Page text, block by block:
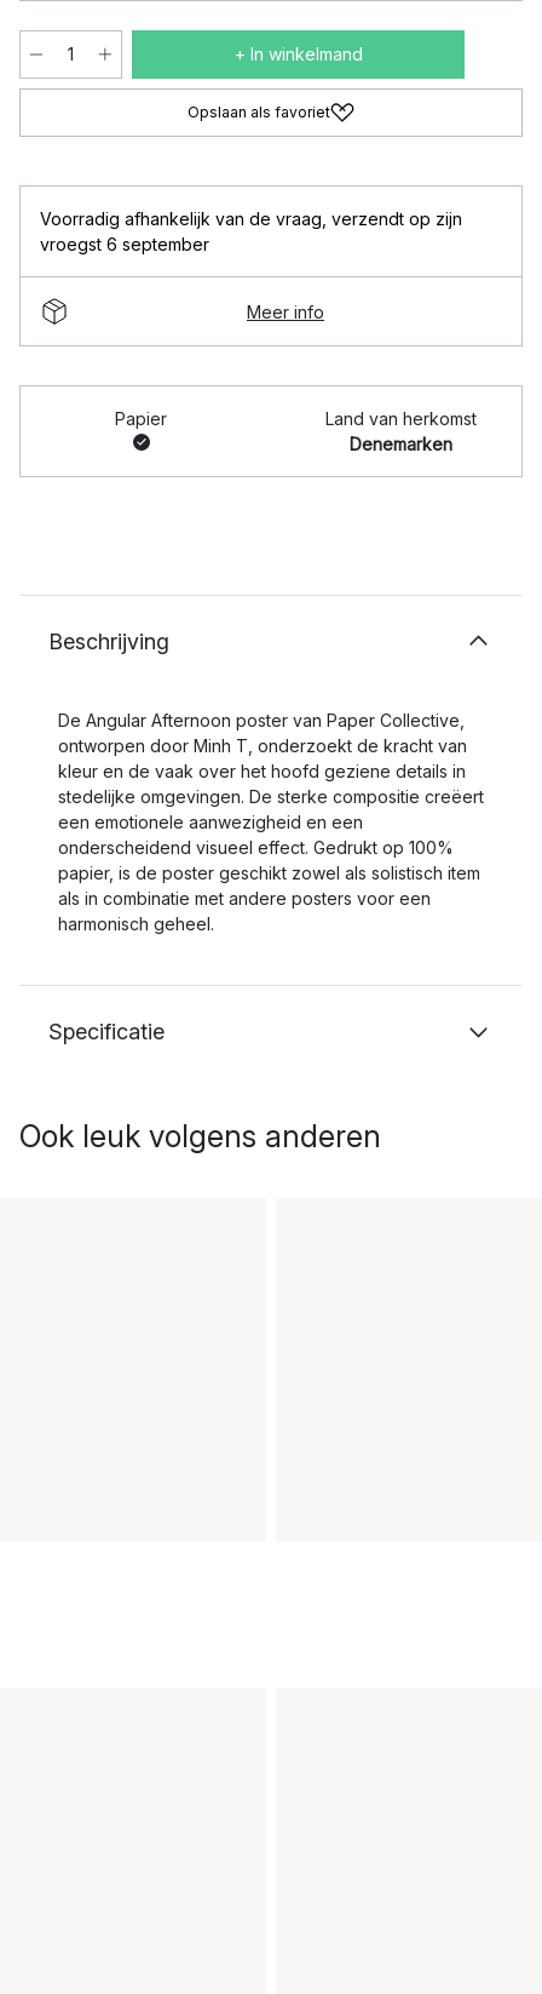
+ In winkelmand
Opslaan als favoriet
Voorradig afhankelijk van de vraag verzendt op zijn
vroegst 6 september
Meer info
Papier
Land van herkomst
Denemarken
Beschrijving
De Angular Afternoon poster van Paper Collective,
ontworpen door Minh T, onderzoekt de kracht van
kleur en de vaak over het hoofd geziene details in
stedelijke omgevingen. De sterke compositie creëert
een emotionele aanwezigheid en een
onderscheidend visueel effect. Gedrukt op 100%
papier, is de poster geschikt zowel als solistisch item
als in combinatie met andere posters voor een
harmonisch geheel.
Specificatie
Ook leuk volgens anderen